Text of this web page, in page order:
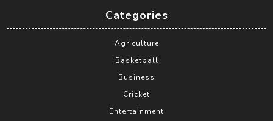
Categories
Agriculture
Basketball
Business
Cricket
Entertainment